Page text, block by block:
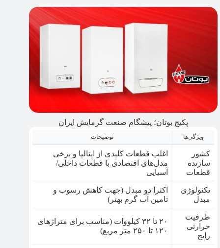
پکیج بوتان؛ پیشگام صنعت گرمایش ایران
ویژگی‌ها توضیحات
کشور
سازنده
قطعات
اغلب قطعات کلیدی از ایتالیا و برخی
مدل‌های اقتصادی با قطعات داخلی/
آسیایی
تکنولوژی
مبدل
اکثرا دو مبدل (جهت کاهش رسوب و
تامین آب گرم بهتر)
ظرفیت
حرارتی
رایج
۲۰ تا ۳۲ کیلووات (مناسب برای متراژهای
۱۲۰ تا ۲۵۰ متر مربع)